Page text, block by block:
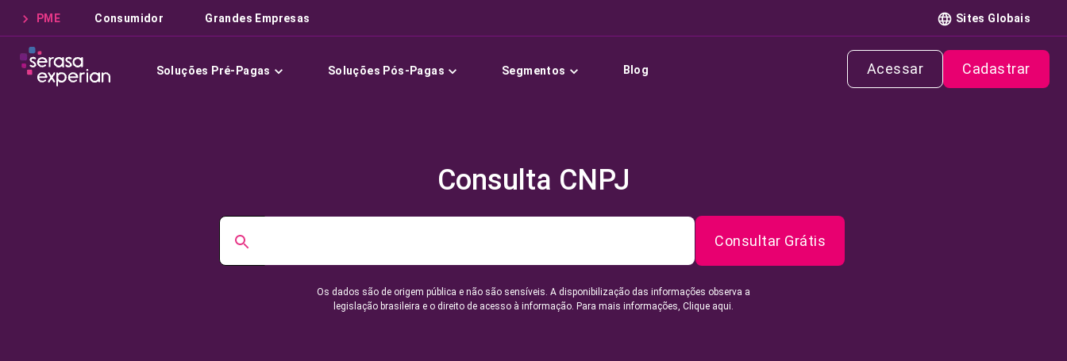
PME Consumidor Grandes Empresas Sites Globais
Soluções Pré-Pagas Soluções Pós-Pagas Segmentos Blog Acessar Cadastrar
Consulta CNPJ
Consultar Grátis
Os dados são de origem pública e não são sensíveis. A disponibilização das informações observa a
legislação brasileira e o direito de acesso à informação. Para mais informações, Clique aqui.